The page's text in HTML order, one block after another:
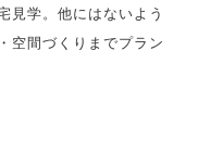
見学。他にはないよう
空間づくりまでプラン